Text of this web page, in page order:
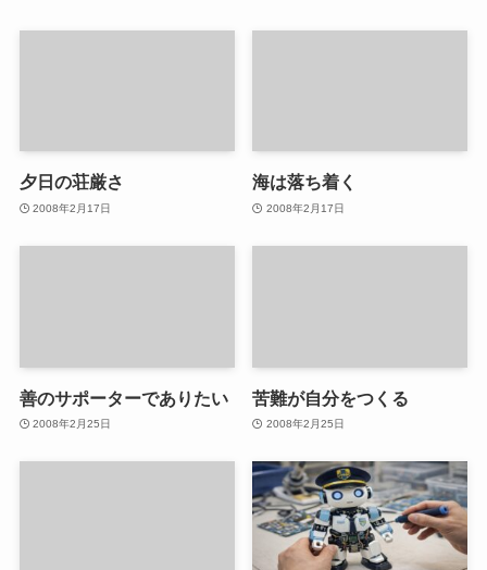
夕日の荘厳さ
2008年2月17日
海は落ち着く
2008年2月17日
善のサポーターでありたい
2008年2月25日
苦難が自分をつくる
2008年2月25日